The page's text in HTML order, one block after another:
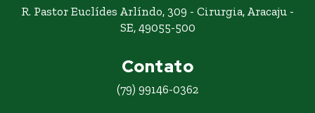
R. Pastor Euclídes Arlíndo, 309 - Cirurgia, Aracaju -
SE, 49055-500
Contato
(79) 99146-0362